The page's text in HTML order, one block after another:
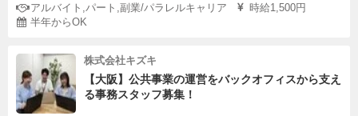
アルバイト,パート,副業/パラレルキャリア
時給1,500円
半年からOK
株式会社キズキ
【大阪】公共事業の運営をバックオフィスから支え
る事務スタッフ募集！